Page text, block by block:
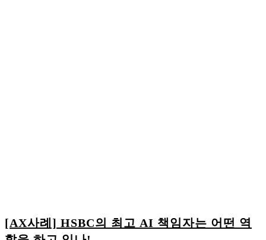
[AX사례] HSBC의 최고 AI 책임자는 어떤 역